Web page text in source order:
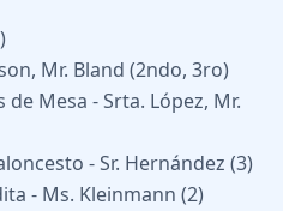
Mr. Bland (2ndo, 3ro)
de Mesa - Srta. López, Mr.
- Sr. Hernández (3)
- Ms. Kleinmann (2)